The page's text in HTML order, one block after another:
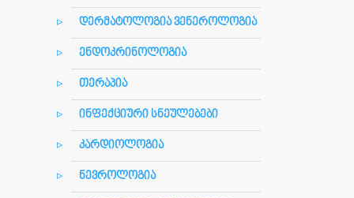
დერმატოლოგია ვენეროლოგია
ენდოკრინოლოგია
თერაპია
ინფექციური სნეულებები
კარდიოლოგია
ნევროლოგია